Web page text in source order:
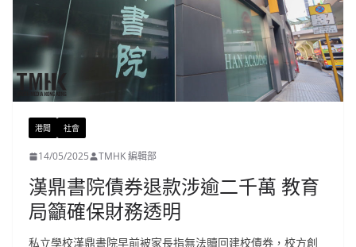
港聞 社會
14/05/2025 TMHK 編輯部
漢鼎書院債券退款涉逾二千萬 教育
局籲確保財務透明
私立學校漢鼎書院早前被家長指無法贖回建校債券，校方創